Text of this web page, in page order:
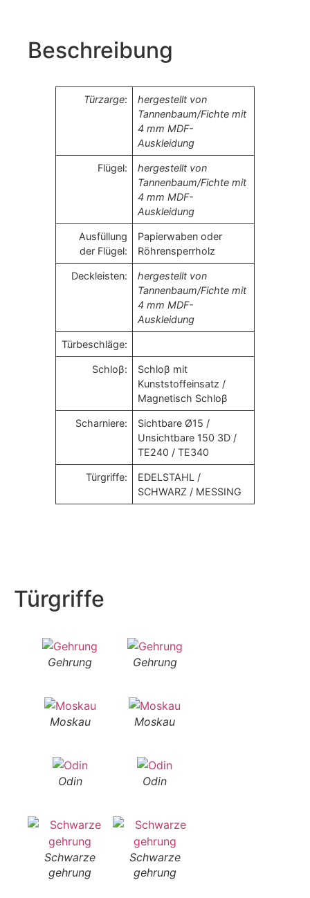
Beschreibung
Türzarge:
hergestellt von
Tannenbaum/Fichte mit
4 mm MDF-
Auskleidung
Flügel:
hergestellt von
Tannenbaum/Fichte mit
4 mm MDF-
Auskleidung
Ausfüllung
der Flügel:
Papierwaben oder
Röhrensperrholz
Deckleisten:
hergestellt von
Tannenbaum/Fichte mit
4 mm MDF-
Auskleidung
Türbeschläge:
Schloβ:
Schloβ mit
Kunststoffeinsatz /
Magnetisch Schloβ
Scharniere:
Sichtbare Ø15 /
Unsichtbare 150 3D /
TE240 / TE340
Türgriffe:
EDELSTAHL /
SCHWARZ / MESSING
Türgriffe
Gehrung Gehrung
Moskau Moskau
Odin Odin
Schwarze
gehrung
Schwarze
gehrung